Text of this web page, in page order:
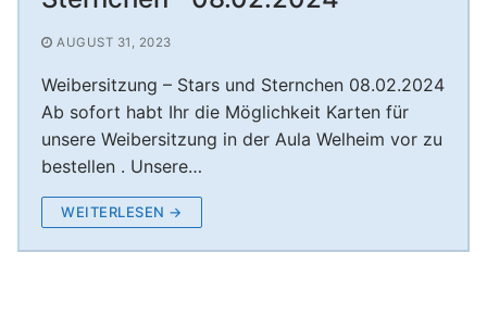
Unterstützung Session 2024/25
Unterstützung Session 2023/24
Nikolausfeier – Rotkäppchen 30.11.2024
Nikolausfeier 2025 – Frau Holle verzaubert die
Aula Welheim! ❄️
AUGUST 31, 2023
Weibersitzung – Stars und Sternchen 08.02.2024
Ab sofort habt Ihr die Möglichkeit Karten für
unsere Weibersitzung in der Aula Welheim vor zu
bestellen . Unsere…
WEITERLESEN →